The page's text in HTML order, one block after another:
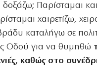
δοξάζω; Παρίσταμαι και
χαιρετίζω,
καταλήγω σε
Οδού για να θυμηθώ
καθώς στο